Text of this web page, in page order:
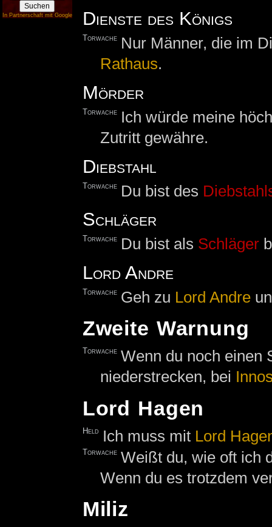
In Partnerschaft mit Google Dienste des Königs
Torwache Nur Männer, die im
Rathaus.
Mörder
Torwache Ich würde meine
Zutritt gewähre.
Diebstahl
Torwache Du bist des
Schläger
Torwache Du bist als Schläger
Lord Andre
Torwache Geh zu Lord Andre
Zweite Warnung
Torwache Wenn du noch einen
niederstrecken, bei
Lord Hagen
Held Ich muss mit Lord
Torwache Weißt du, wie oft ich
Wenn du es trotzdem
Miliz